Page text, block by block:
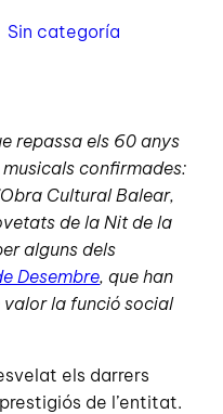
Sin categoría
repassa els 60 anys
confirmades:
Cultural Balear,
de la Nit de la
alguns dels
Desembre, que han
valor la funció social
els darrers
de l’entitat.